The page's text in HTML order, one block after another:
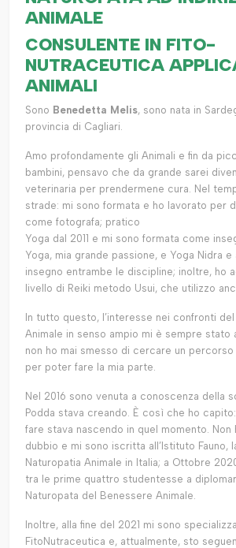
ANIMALE
CONSULENTE IN FITO-
NUTRACEUTICA
ANIMALI
Sono Benedetta Melis, sono nata in
provincia di Cagliari.
Amo profondamente gli Animali e fin da
bambini, pensavo che da grande sarei
veterinaria per prendermene cura. Nel
strade: mi sono formata e ho lavorato per
come fotografa; pratico
Yoga dal 2011 e mi sono formata come
Yoga, mia grande passione, e Yoga Nidra
insegno entrambe le discipline; inoltre, ho
livello di Reiki metodo Usui, che utilizzo
In tutto questo, l’interesse nei confronti
Animale in senso ampio mi è sempre stato
non ho mai smesso di cercare un
per poter fare la mia parte.
Nel 2016 sono venuta a conoscenza della
Podda stava creando. È così che ho
fare stava nascendo in quel momento. Non
dubbio e mi sono iscritta all’Istituto Fauno,
Naturopatia Animale in Italia; a Ottobre
tra le prime quattro studentesse a
Naturopata del Benessere Animale.
Inoltre, alla fine del 2021 mi sono
FitoNutraceutica e, attualmente, sto